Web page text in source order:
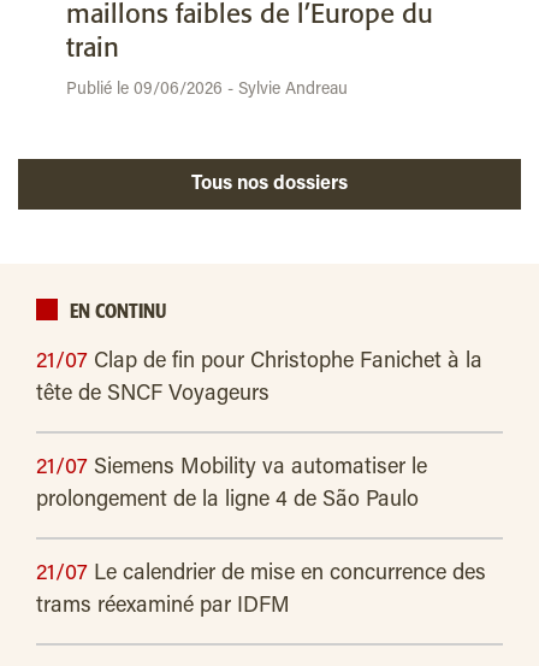
maillons faibles de l’Europe du
train
Publié le 09/06/2026 - Sylvie Andreau
Tous nos dossiers
EN CONTINU
21/07 Clap de fin pour Christophe Fanichet à la
tête de SNCF Voyageurs
21/07 Siemens Mobility va automatiser le
prolongement de la ligne 4 de São Paulo
21/07 Le calendrier de mise en concurrence des
trams réexaminé par IDFM